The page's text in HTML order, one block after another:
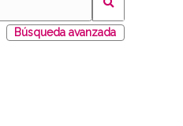
Búsqueda avanzada